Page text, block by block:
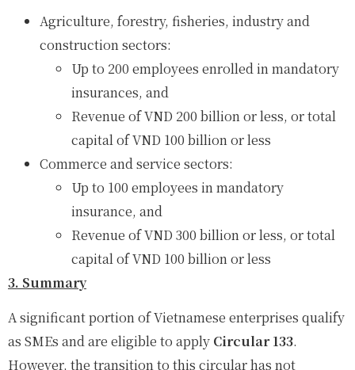
Agriculture, forestry, fisheries, industry and
construction sectors:
Up to 200 employees enrolled in mandatory
insurances, and
Revenue of VND 200 billion or less, or total
capital of VND 100 billion or less
Commerce and service sectors:
Up to 100 employees in mandatory
insurance, and
Revenue of VND 300 billion or less, or total
capital of VND 100 billion or less
3. Summary
A significant portion of Vietnamese enterprises qualify
as SMEs and are eligible to apply Circular 133.
However, the transition to this circular has not